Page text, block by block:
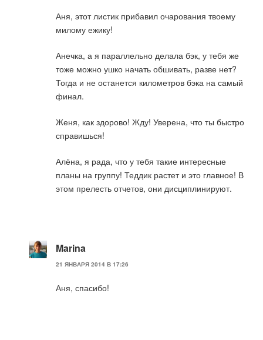
Аня, этот листик прибавил очарования твоему
милому ежику!
Анечка, а я параллельно делала бэк, у тебя же
тоже можно ушко начать обшивать, разве нет?
Тогда и не останется километров бэка на самый
финал.
Женя, как здорово! Жду! Уверена, что ты быстро
справишься!
Алёна, я рада, что у тебя такие интересные
планы на группу! Теддик растет и это главное! В
этом прелесть отчетов, они дисциплинируют.
Marina
21 ЯНВАРЯ 2014 В 17:26
Аня, спасибо!